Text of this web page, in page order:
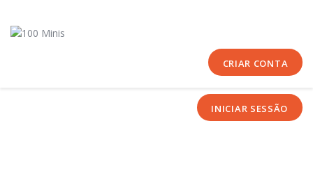
CRIAR CONTA
INICIAR SESSÃO
Sobre Nós